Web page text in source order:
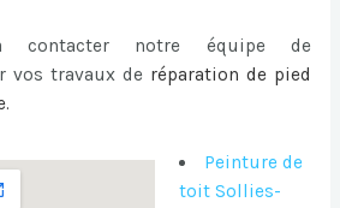
contacter notre équipe de
vos travaux de réparation de pied
.
Peinture de
toit Sollies-